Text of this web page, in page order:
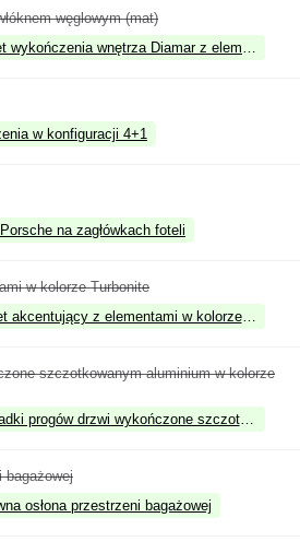
węglowym (mat)
wykończenia wnętrza Diamar z elementami
w konfiguracji 4+1
na zagłówkach foteli
w kolorze Turbonite
akcentujący z elementami w kolorze czarnym
szczotkowanym aluminium w kolorze
progów drzwi wykończone
bagażowej
osłona przestrzeni bagażowej